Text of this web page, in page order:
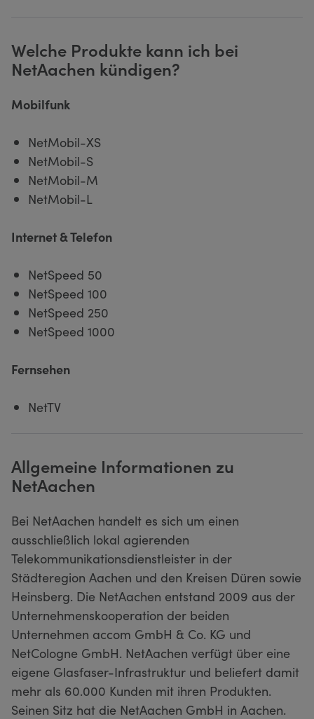
Welche Produkte kann ich bei
NetAachen kündigen?
Mobilfunk
NetMobil-XS
NetMobil-S
NetMobil-M
NetMobil-L
Internet & Telefon
NetSpeed 50
NetSpeed 100
NetSpeed 250
NetSpeed 1000
Fernsehen
NetTV
Allgemeine Informationen zu
NetAachen
Bei NetAachen handelt es sich um einen
ausschließlich lokal agierenden
Telekommunikationsdienstleister in der
Städteregion Aachen und den Kreisen Düren sowie
Heinsberg. Die NetAachen entstand 2009 aus der
Unternehmenskooperation der beiden
Unternehmen accom GmbH & Co. KG und
NetCologne GmbH. NetAachen verfügt über eine
eigene Glasfaser-Infrastruktur und beliefert damit
mehr als 60.000 Kunden mit ihren Produkten.
Seinen Sitz hat die NetAachen GmbH in Aachen.